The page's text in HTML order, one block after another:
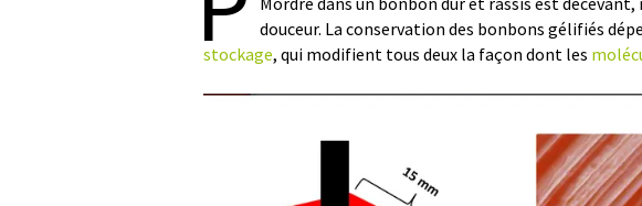
douceur. La conservation des bonbons gélifiés
stockage, qui modifient tous deux la façon dont les